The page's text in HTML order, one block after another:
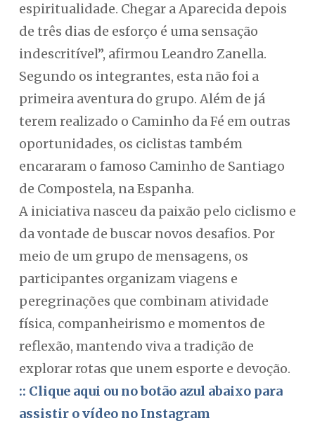
espiritualidade. Chegar a Aparecida depois
de três dias de esforço é uma sensação
indescritível”, afirmou Leandro Zanella.
Segundo os integrantes, esta não foi a
primeira aventura do grupo. Além de já
terem realizado o Caminho da Fé em outras
oportunidades, os ciclistas também
encararam o famoso Caminho de Santiago
de Compostela, na Espanha.
A iniciativa nasceu da paixão pelo ciclismo e
da vontade de buscar novos desafios. Por
meio de um grupo de mensagens, os
participantes organizam viagens e
peregrinações que combinam atividade
física, companheirismo e momentos de
reflexão, mantendo viva a tradição de
explorar rotas que unem esporte e devoção.
:: Clique aqui ou no botão azul abaixo para
assistir o vídeo no Instagram